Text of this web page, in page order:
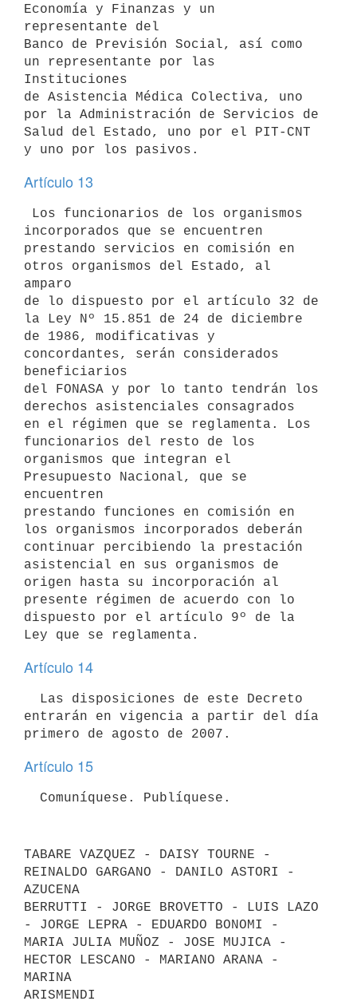
Economía y Finanzas y un
representante del
Banco de Previsión Social, así como
un representante por las
Instituciones
de Asistencia Médica Colectiva, uno
por la Administración de Servicios de
Salud del Estado, uno por el PIT-CNT
Artículo 13
incorporados que se encuentren
prestando servicios en comisión en
otros organismos del Estado, al
amparo
de lo dispuesto por el artículo 32 de
la Ley Nº 15.851 de 24 de diciembre
de 1986, modificativas y
concordantes, serán considerados
beneficiarios
del FONASA y por lo tanto tendrán los
derechos asistenciales consagrados
en el régimen que se reglamenta. Los
funcionarios del resto de los
organismos que integran el
Presupuesto Nacional, que se
encuentren
prestando funciones en comisión en
los organismos incorporados deberán
continuar percibiendo la prestación
asistencial en sus organismos de
origen hasta su incorporación al
presente régimen de acuerdo con lo
dispuesto por el artículo 9º de la
Artículo 14
entrarán en vigencia a partir del día
Artículo 15
  Comuníquese. Publíquese.
TABARE VAZQUEZ - DAISY TOURNE -
REINALDO GARGANO - DANILO ASTORI -
AZUCENA
BERRUTTI - JORGE BROVETTO - LUIS LAZO
- JORGE LEPRA - EDUARDO BONOMI -
MARIA JULIA MUÑOZ - JOSE MUJICA -
HECTOR LESCANO - MARIANO ARANA -
MARINA